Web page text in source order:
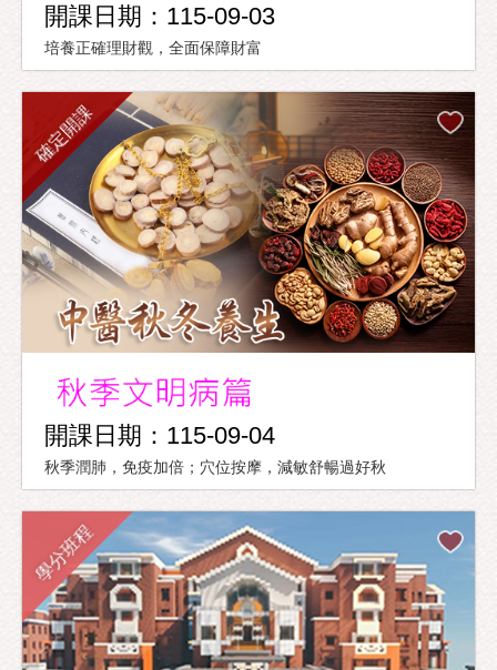
開課日期：115-09-03
培養正確理財觀，全面保障財富
確定開課
開課日期：115-09-04
秋季潤肺，免疫加倍；穴位按摩，減敏舒暢過好秋
學分班程